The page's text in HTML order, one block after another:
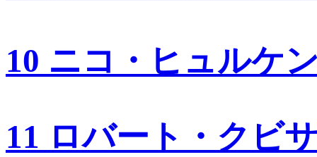
10 ニコ・ヒュルケ
11 ロバート・クビ